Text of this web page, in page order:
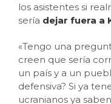
los asistentes si
sería dejar fuera a
«Tengo una
creen que sería
un país y a un
defensiva? Si ya
ucranianos ya